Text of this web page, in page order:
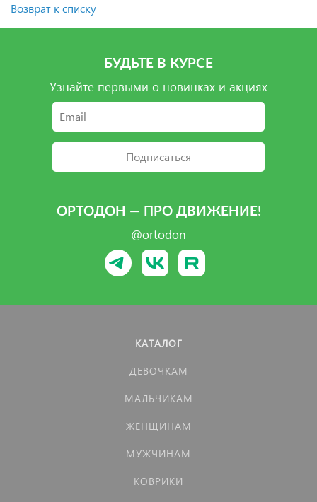
Возврат к списку
БУДЬТЕ В КУРСЕ
Узнайте первыми о новинках и акциях
Подписаться
ОРТОДОН — ПРО ДВИЖЕНИЕ!
@ortodon
КАТАЛОГ
ДЕВОЧКАМ
МАЛЬЧИКАМ
ЖЕНЩИНАМ
МУЖЧИНАМ
КОВРИКИ